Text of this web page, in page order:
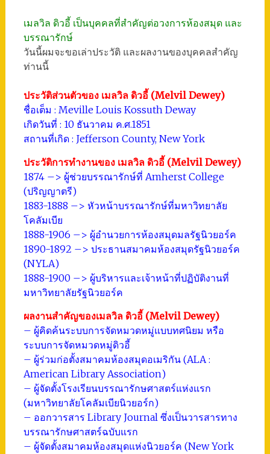
เมลวิล ดิวอี้ เป็นบุคคลที่สำคัญต่อวงการห้องสมุด และ
บรรณารักษ์
วันนี้ผมจะขอเล่าประวัติ และผลงานของบุคคลสำคัญ
ท่านนี้
ประวัติส่วนตัวของ เมลวิล ดิวอี้ (Melvil Dewey)
ชื่อเต็ม : Meville Louis Kossuth Deway
เกิดวันที่ : 10 ธันวาคม ค.ศ.1851
สถานที่เกิด : Jefferson County, New York
ประวัติการทำงานของ เมลวิล ดิวอี้ (Melvil Dewey)
1874 –> ผู้ช่วยบรรณารักษ์ที่ Amherst College
(ปริญญาตรี)
1883-1888 –> หัวหน้าบรรณารักษ์ที่มหาวิทยาลัย
โคลัมเบีย
1888-1906 –> ผู้อำนวยการห้องสมุดมลรัฐนิวยอร์ค
1890-1892 –> ประธานสมาคมห้องสมุดรัฐนิวยอร์ค
(NYLA)
1888-1900 –> ผู้บริหารและเจ้าหน้าที่ปฏิบัติงานที่
มหาวิทยาลัยรัฐนิวยอร์ค
ผลงานสำคัญของเมลวิล ดิวอี้ (Melvil Dewey)
– ผู้คิดค้นระบบการจัดหมวดหมู่แบบทศนิยม หรือ
ระบบการจัดหมวดหมู่ดิวอี้
– ผู้ร่วมก่อตั้งสมาคมห้องสมุดอเมริกัน (ALA :
American Library Association)
– ผู้จัดตั้งโรงเรียนบรรณารักษศาสตร์แห่งแรก
(มหาวิทยาลัยโคลัมเบียนิวยอร์ก)
– ออกวารสาร Library Journal ซึ่งเป็นวารสารทาง
บรรณารักษศาสตร์ฉบับแรก
– ผู้จัดตั้งสมาคมห้องสมุดแห่งนิวยอร์ค (New York